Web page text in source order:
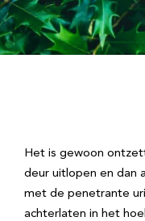
Het is gewoon
deur uitlopen en dan
met de penetrante
achterlaten in het